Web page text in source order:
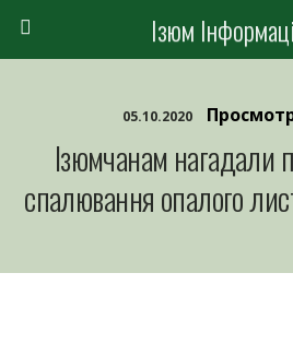
Ізюм
05.10.2020
Ізюмчанам нагадали
спалювання опалого